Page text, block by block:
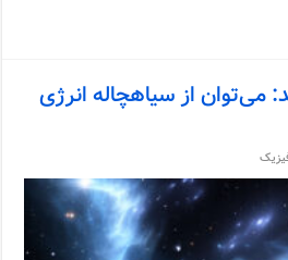
می‌توان از سیاهچاله انرژی